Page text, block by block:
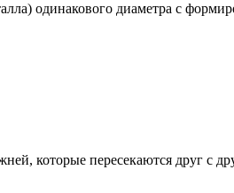
одинакового диаметра с
которые пересекаются друг с